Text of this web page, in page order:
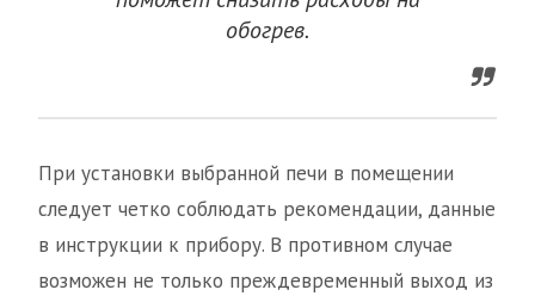
обогрев.
При установки выбранной печи в помещении
следует четко соблюдать рекомендации, данные
в инструкции к прибору. В противном случае
возможен не только преждевременный выход из